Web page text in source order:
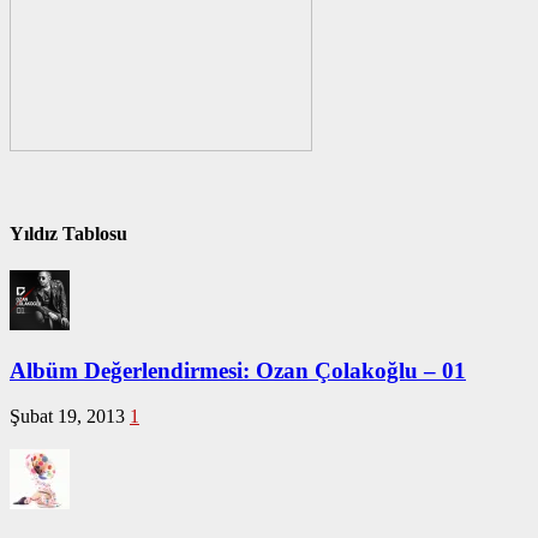
Yıldız Tablosu
Albüm Değerlendirmesi: Ozan Çolakoğlu – 01
Şubat 19, 2013 1